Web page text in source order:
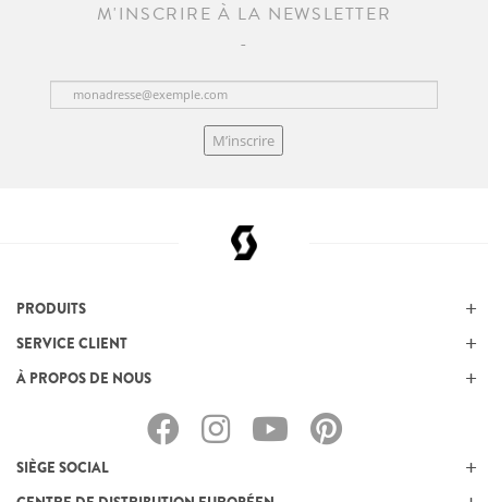
M'INSCRIRE À LA NEWSLETTER
M’inscrire
PRODUITS
SERVICE CLIENT
À PROPOS DE NOUS
SIÈGE SOCIAL